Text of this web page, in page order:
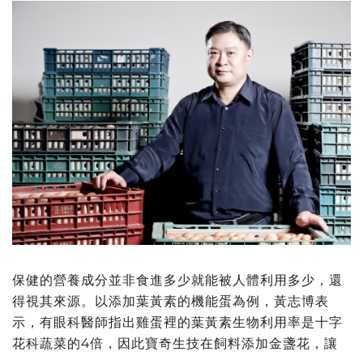
保健的營養成分並非食進多少就能被人體利用多少，還
得視其來源。以添加葉黃素的機能蛋為例，黃志博表
示，有眼科醫師指出雞蛋裡的葉黃素生物利用率是十字
花科蔬菜的4倍，因此寶奇生技在飼料添加金盞花，讓